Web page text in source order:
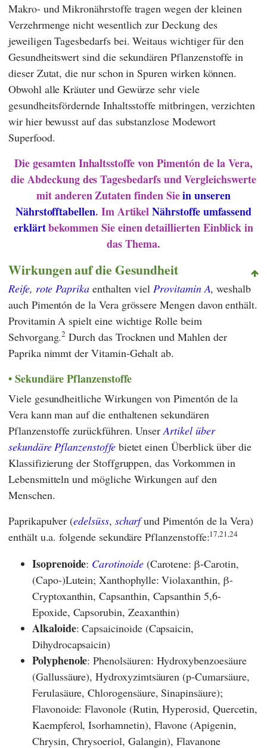
Makro- und Mikronährstoffe tragen wegen der kleinen
Verzehrmenge nicht wesentlich zur Deckung des
jeweiligen Tagesbedarfs bei. Weitaus wichtiger für den
Gesundheitswert sind die sekundären Pflanzenstoffe in
dieser Zutat, die nur schon in Spuren wirken können.
Obwohl alle Kräuter und Gewürze sehr viele
gesundheitsfördernde Inhaltsstoffe mitbringen, verzichten
wir hier bewusst auf das substanzlose Modewort
Superfood.
Die gesamten Inhaltsstoffe von Pimentón de la Vera,
die Abdeckung des Tagesbedarfs und Vergleichswerte
mit anderen Zutaten finden Siein unseren
Nährstofftabellen. Im ArtikelNährstoffe umfassend
erklärtbekommen Sie einen detaillierten Einblick in
das Thema.
Wirkungen auf die Gesundheit
Reife, rote Paprikaenthalten vielProvitamin A, weshalb
auch Pimentón de la Vera grössere Mengen davon enthält.
Provitamin A spielt eine wichtige Rolle beim
Sehvorgang.2 Durch das Trocknen und Mahlen der
Paprika nimmt der Vitamin-Gehalt ab.
Sekundäre Pflanzenstoffe
Viele gesundheitliche Wirkungen von Pimentón de la
Vera kann man auf die enthaltenen sekundären
Pflanzenstoffe zurückführen. UnserArtikel über
sekundäre Pflanzenstoffebietet einen Überblick über die
Klassifizierung der Stoffgruppen, das Vorkommen in
Lebensmitteln und mögliche Wirkungen auf den
Menschen.
Paprikapulver (edelsüss, scharfund Pimentón de la Vera)
enthält u.a. folgende sekundäre Pflanzenstoffe:17,21,24
Isoprenoide: Carotinoide(Carotene: β-Carotin,
(Capo-)Lutein; Xanthophylle: Violaxanthin, β-
Cryptoxanthin, Capsanthin, Capsanthin 5,6-
Epoxide, Capsorubin, Zeaxanthin)
Alkaloide: Capsaicinoide (Capsaicin,
Dihydrocapsaicin)
Polyphenole: Phenolsäuren: Hydroxybenzoesäure
(Gallussäure), Hydroxyzimtsäuren (p-Cumarsäure,
Ferulasäure, Chlorogensäure, Sinapinsäure);
Flavonoide: Flavonole (Rutin, Hyperosid, Quercetin,
Kaempferol, Isorhamnetin), Flavone (Apigenin,
Chrysin, Chrysoeriol, Galangin), Flavanone